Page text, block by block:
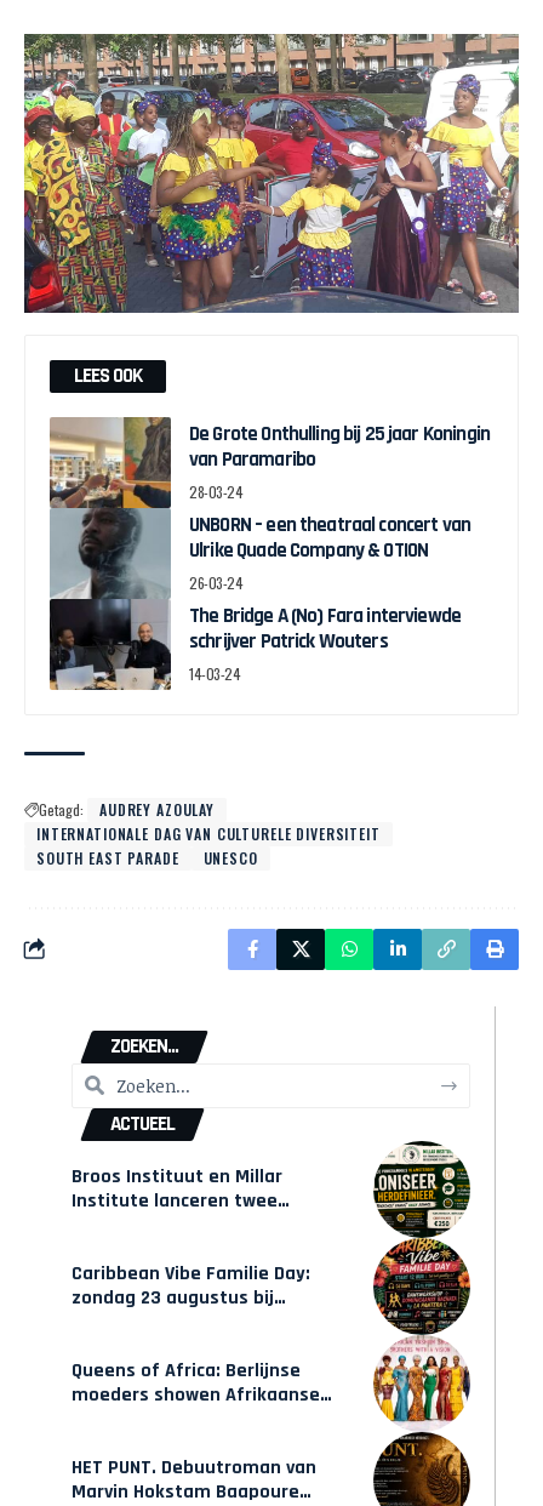
LEES OOK
De Grote Onthulling bij 25 jaar Koningin
van Paramaribo
28-03-24
UNBORN – een theatraal concert van
Ulrike Quade Company & OTION
26-03-24
The Bridge A (No) Fara interviewde
schrijver Patrick Wouters
14-03-24
Getagd:
AUDREY AZOULAY
INTERNATIONALE DAG VAN CULTURELE DIVERSITEIT
SOUTH EAST PARADE
UNESCO
ZOEKEN...
ACTUEEL
Broos Instituut en Millar
Institute lanceren twee
Caribbean Vibe Familie Day:
zondag 23 augustus bij
Queens of Africa: Berlijnse
moeders showen Afrikaanse
HET PUNT. Debuutroman van
Marvin Hokstam Baapoure